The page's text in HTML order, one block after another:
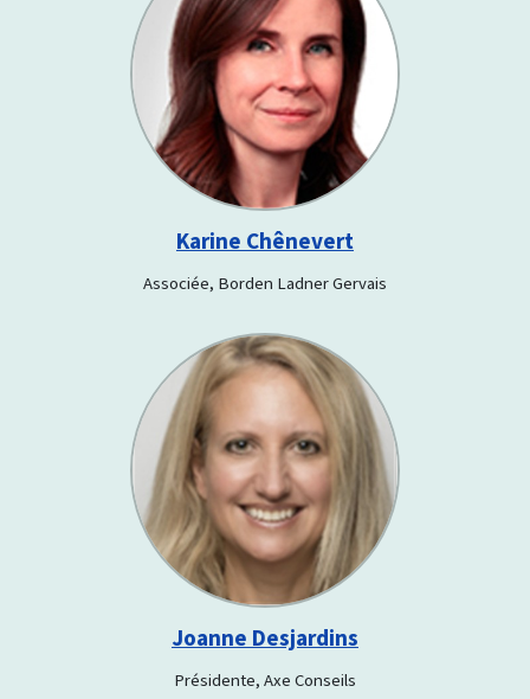
Karine Chênevert
Associée, Borden Ladner Gervais
Joanne Desjardins
Présidente, Axe Conseils